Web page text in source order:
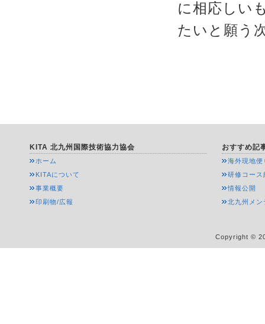
に相応しい
たいと願う
KITA 北九州国際技術協力協会
ホーム
KITAについて
事業概要
印刷物/広報
おすすめ記
海外現地便
研修コース
情報公開
北九州メン
Copyright ©